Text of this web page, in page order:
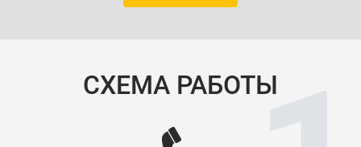
СХЕМА РАБОТЫ